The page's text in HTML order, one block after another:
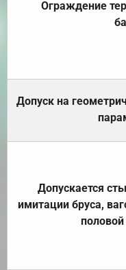
Ограждение
Допуск на
Допускается
имитации бруса,